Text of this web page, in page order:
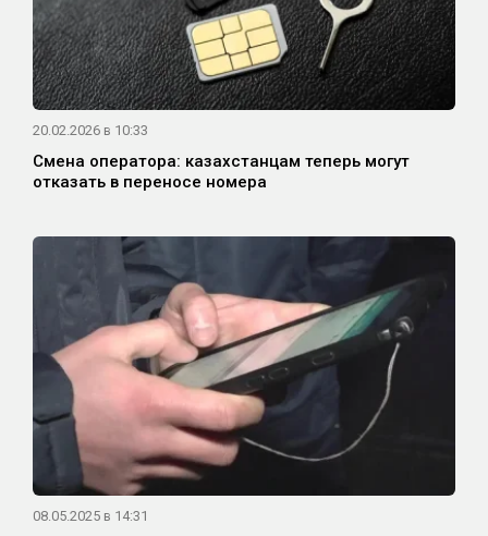
20.02.2026 в 10:33
Смена оператора: казахстанцам теперь могут
отказать в переносе номера
08.05.2025 в 14:31